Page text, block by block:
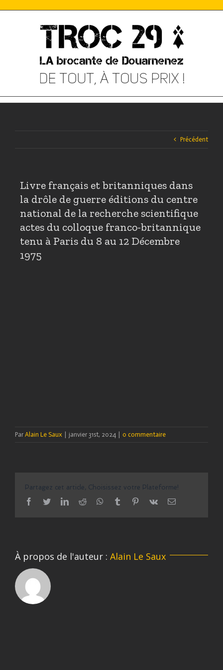
Précédent
Livre français et britanniques dans
la drôle de guerre éditions du centre
national de la recherche scientifique
actes du colloque franco-britannique
tenu à Paris du 8 au 12 Décembre
1975
Par Alain Le Saux | janvier 31st, 2024 | 0 commentaire
Partagez cet article, Choisissez votre Plateforme!
facebook
twitterlinkedinreddit whatsapptumblr pinterest
vk Email
À propos de l'auteur : Alain Le Saux